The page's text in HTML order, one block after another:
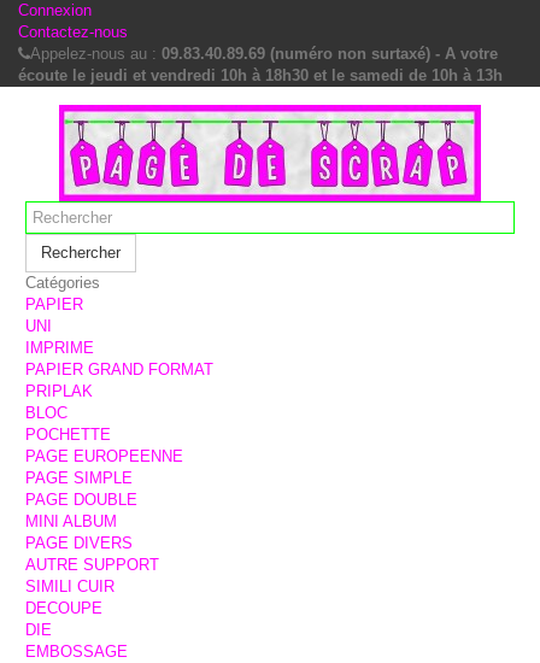
Connexion
Contactez-nous
Appelez-nous au : 09.83.40.89.69 (numéro non surtaxé) - A votre
écoute le jeudi et vendredi 10h à 18h30 et le samedi de 10h à 13h
Rechercher
Catégories
PAPIER
UNI
IMPRIME
PAPIER GRAND FORMAT
PRIPLAK
BLOC
POCHETTE
PAGE EUROPEENNE
PAGE SIMPLE
PAGE DOUBLE
MINI ALBUM
PAGE DIVERS
AUTRE SUPPORT
SIMILI CUIR
DECOUPE
DIE
EMBOSSAGE